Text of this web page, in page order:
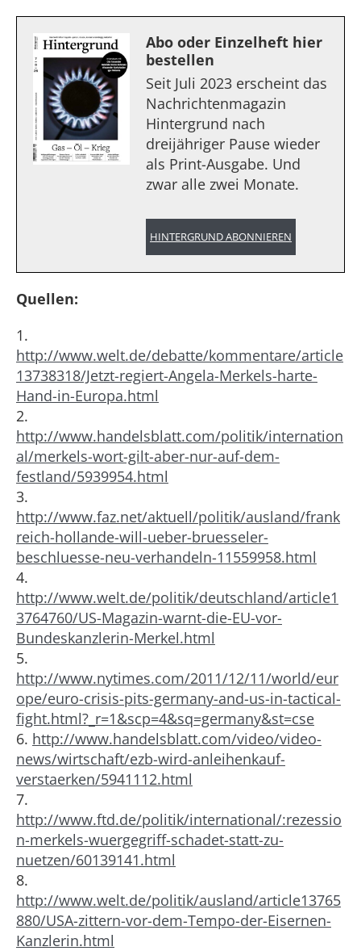
Abo oder Einzelheft hier
bestellen
Seit Juli 2023 erscheint das
Nachrichtenmagazin
Hintergrund nach
dreijähriger Pause wieder
als Print-Ausgabe. Und
zwar alle zwei Monate.
HINTERGRUND ABONNIEREN
Quellen:
1.
http://www.welt.de/debatte/kommentare/article
13738318/Jetzt-regiert-Angela-Merkels-harte-
Hand-in-Europa.html
2.
http://www.handelsblatt.com/politik/internation
al/merkels-wort-gilt-aber-nur-auf-dem-
festland/5939954.html
3.
http://www.faz.net/aktuell/politik/ausland/frank
reich-hollande-will-ueber-bruesseler-
beschluesse-neu-verhandeln-11559958.html
4.
http://www.welt.de/politik/deutschland/article1
3764760/US-Magazin-warnt-die-EU-vor-
Bundeskanzlerin-Merkel.html
5.
http://www.nytimes.com/2011/12/11/world/eur
ope/euro-crisis-pits-germany-and-us-in-tactical-
fight.html?_r=1&scp=4&sq=germany&st=cse
6. http://www.handelsblatt.com/video/video-
news/wirtschaft/ezb-wird-anleihenkauf-
verstaerken/5941112.html
7.
http://www.ftd.de/politik/international/:rezessio
n-merkels-wuergegriff-schadet-statt-zu-
nuetzen/60139141.html
8.
http://www.welt.de/politik/ausland/article13765
880/USA-zittern-vor-dem-Tempo-der-Eisernen-
Kanzlerin.html